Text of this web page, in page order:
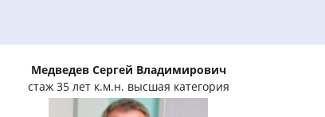
Медведев Сергей Владимирович
стаж 35 лет к.м.н. высшая категория